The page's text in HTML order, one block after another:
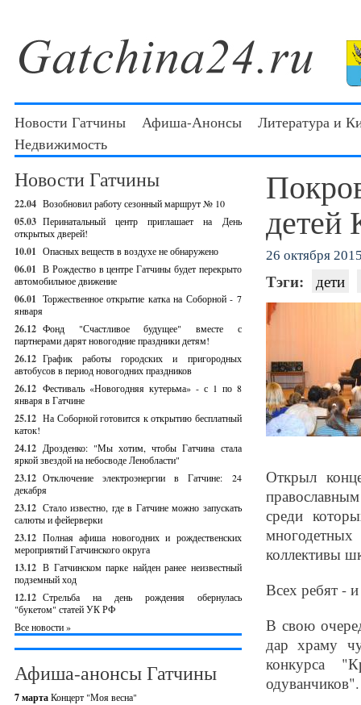
Новости Гатчины Афиша-Анонсы
Литература и
Недвижимость
Новости Гатчины
22.04 Возобновил работу сезонный маршрут № 10
05.03 Перинатальный центр приглашает на День
открытых дверей!
10.01 Опасных веществ в воздухе не обнаружено
06.01 В Рождество в центре Гатчины будет перекрыто
автомобильное движение
06.01 Торжественное открытие катка на Соборной - 7
января
26.12 Фонд "Счастливое будущее" вместе с
партнерами дарят новогодние праздники детям!
26.12 График работы городских и пригородных
автобусов в период новогодних праздников
26.12 Фестиваль «Новогодняя кутерьма» - с 1 по 8
января в Гатчине
25.12 На Соборной готовится к открытию бесплатный
каток!
24.12 Дрозденко: "Мы хотим, чтобы Гатчина стала
яркой звездой на небосводе Ленобласти"
23.12 Отключение электроэнергии в Гатчине: 24
декабря
23.12 Стало известно, где в Гатчине можно запускать
салюты и фейерверки
23.12 Полная афиша новогодних и рождественских
мероприятий Гатчинского округа
13.12 В Гатчинском парке найден ранее неизвестный
подземный ход
12.12 Стрельба на день рождения обернулась
"букетом" статей УК РФ
Все новости »
Афиша-анонсы Гатчины
7 мартаКонцерт "Моя весна"
детей
26 октября
Тэги: дети
Открыл
среди
коллективы
Всех ребят -
В свою
дар храму
конкурса
одуванчиков".